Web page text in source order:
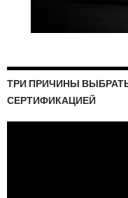
ТРИ ПРИЧИНЫ ВЫБРАТЬ
СЕРТИФИКАЦИЕЙ